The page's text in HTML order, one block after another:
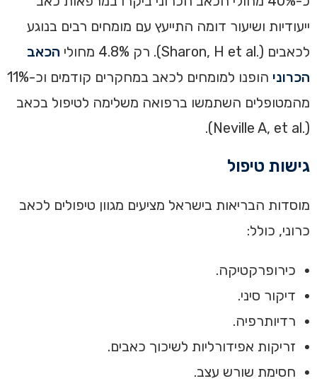
ייעודיות ושיעור דומה התייעץ עם מומחים רבים בנוגע
לכאבים (.Sharon, H et al). ‏‏רק 4.8% מחולי
הכאב
הכרוני
הופנו למומחים לכאב במחקרים קודמים וכ-11%
מהמטופלים השתמשו ברפואה משלימה לטיפול בכאב
(.Neville A, et al).‏
גישות טיפול‏
‏מוסדות הבריאות בישראל מציעים מגוון טיפולים לכאב
כרוני, כולל:‏
כירופרקטיקה.
דיקור סיני‏.
רדיותרפיה‏.
זריקות אפידורליות לשיכוך כאבים‏.
חסימת‏‏ שורש עצב.